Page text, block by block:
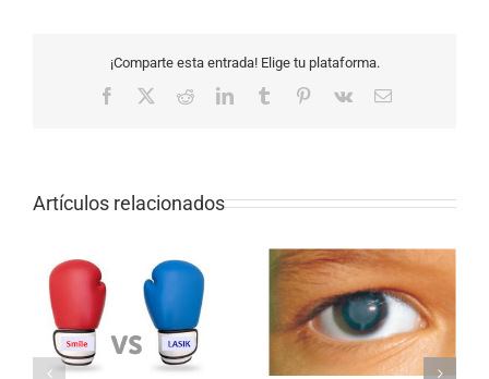
¡Comparte esta entrada! Elige tu plataforma.
Facebook RedditLinkedInTumblr Pinterest
Vk
Correo
Artículos relacionados